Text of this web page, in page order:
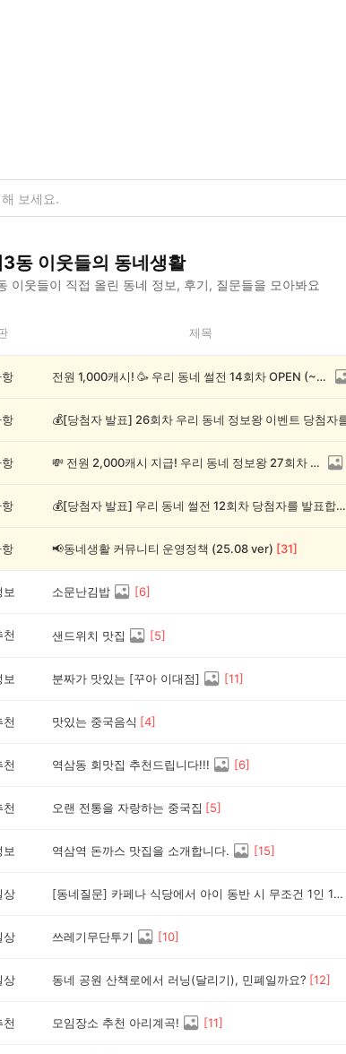
3동 이웃들의 동네생활
이웃들이 직접 올린 동네 정보, 후기, 질문들을 모아봐요
제목
전원 1,000캐시! 🥳 우리 동네 썰전 14회차 OPEN (~8/17)
💸 전원 2,000캐시 지급! 우리 동네 정보왕 27회차 (~8/10)
💰[당첨자 발표] 우리 동네 썰전 12회차 당첨자를 발표합니다!
📢동네생활 커뮤니티 운영정책 (25.08 ver) [31]
보 소문난김밥 [6]
천 샌드위치 맛집 [5]
보 분짜가 맛있는 [꾸아 이대점] [11]
천 맛있는 중국음식 [4]
천 역삼동 회맛집 추천드립니다!!! [6]
천 오랜 전통을 자랑하는 중국집 [5]
보 역삼역 돈까스 맛집을 소개합니다. [15]
상 [동네질문] 카페나 식당에서 아이 동반 시 무조건 1인 1메뉴, 이건 문제다 vs 괜찮다?
상 쓰레기무단투기 [10]
상 동네 공원 산책로에서 러닝(달리기), 민폐일까요? [12]
천 모임장소 추천 아리계곡! [11]